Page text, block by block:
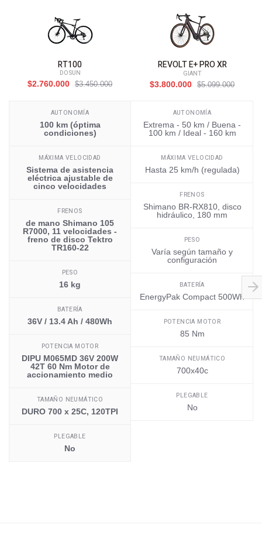
RT100
DOSUN
$2.760.000
$3.450.000
AUTONOMÍA
100 km (óptima
condiciones)
MÁXIMA VELOCIDAD
Sistema de asistencia
eléctrica ajustable de
cinco velocidades
FRENOS
de mano Shimano 105
R7000, 11 velocidades -
freno de disco Tektro
TR160-22
PESO
16 kg
BATERÍA
36V / 13.4 Ah / 480Wh
POTENCIA MOTOR
DIPU M065MD 36V 200W
42T 60 Nm Motor de
accionamiento medio
TAMAÑO NEUMÁTICO
DURO 700 x 25C, 120TPI
PLEGABLE
No
REVOLT E+ PRO XR
GIANT
$3.800.000
$5.099.000
AUTONOMÍA
Extrema - 50 km / Buena -
100 km / Ideal - 160 km
MÁXIMA VELOCIDAD
Hasta 25 km/h (regulada)
FRENOS
Shimano BR-RX810, disco
hidráulico, 180 mm
PESO
Varía según tamaño y
configuración
BATERÍA
EnergyPak Compact 500Wh
POTENCIA MOTOR
85 Nm
TAMAÑO NEUMÁTICO
700x40c
PLEGABLE
No